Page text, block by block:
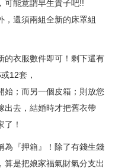
可能意謂早生貴子吧!!
，還須兩組全新的床罩組
的衣服數件即可！剩下還有
12套，
始；而另一個皮箱；則放您
去， 結婚時才把舊衣帶
！
為『押箱』！除了有錢生錢
算是把娘家福氣財氣分支出